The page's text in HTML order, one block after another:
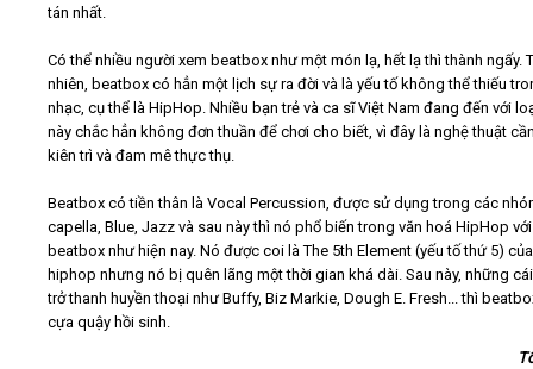
tán nhất.
Có thể nhiều người xem beatbox như một món lạ, hết lạ thì thành ngấy.
nhiên, beatbox có hẳn một lịch sự ra đời và là yếu tố không thể thiếu
nhạc, cụ thể là HipHop. Nhiều bạn trẻ và ca sĩ Việt Nam đang đến với
này chắc hẳn không đơn thuần để chơi cho biết, vì đây là nghệ thuật
kiên trì và đam mê thực thụ.
Beatbox có tiền thân là Vocal Percussion, được sử dụng trong các
capella, Blue, Jazz và sau này thì nó phổ biến trong văn hoá HipHop
beatbox như hiện nay. Nó được coi là The 5th Element (yếu tố thứ 5) của
hiphop nhưng nó bị quên lãng một thời gian khá dài. Sau này, những
trở thanh huyền thoại như Buffy, Biz Markie, Dough E. Fresh... thì
cựa quậy hồi sinh.